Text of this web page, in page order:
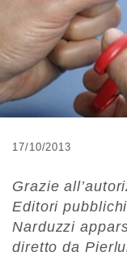
17/10/2013
Grazie
Editori
Narduzzi
diretto da